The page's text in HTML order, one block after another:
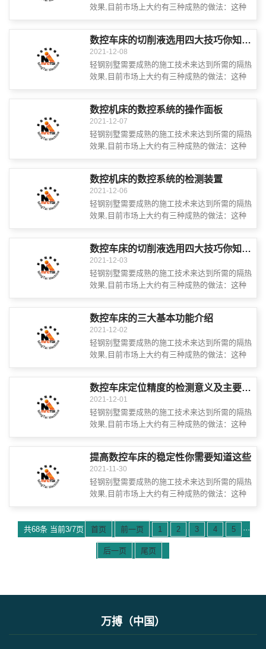
效果,目前市场上大约有三种成熟的做法：这种
数控车床的切削液选用四大技巧你知道几个？
2021-12-08
轻钢别墅需要成熟的施工技术来达到所需的隔热
效果,目前市场上大约有三种成熟的做法：这种
数控机床的数控系统的操作面板
2021-12-07
轻钢别墅需要成熟的施工技术来达到所需的隔热
效果,目前市场上大约有三种成熟的做法：这种
数控机床的数控系统的检测装置
2021-12-06
轻钢别墅需要成熟的施工技术来达到所需的隔热
效果,目前市场上大约有三种成熟的做法：这种
数控车床的切削液选用四大技巧你知道几个？
2021-12-03
轻钢别墅需要成熟的施工技术来达到所需的隔热
效果,目前市场上大约有三种成熟的做法：这种
数控车床的三大基本功能介绍
2021-12-02
轻钢别墅需要成熟的施工技术来达到所需的隔热
效果,目前市场上大约有三种成熟的做法：这种
数控车床定位精度的检测意义及主要检查内容
2021-12-01
轻钢别墅需要成熟的施工技术来达到所需的隔热
效果,目前市场上大约有三种成熟的做法：这种
提高数控车床的稳定性你需要知道这些
2021-11-30
轻钢别墅需要成熟的施工技术来达到所需的隔热
效果,目前市场上大约有三种成熟的做法：这种
共68条 当前3/7页
首页 前一页 1 2 3 4 5 ···
后一页 尾页
万搏（中国）